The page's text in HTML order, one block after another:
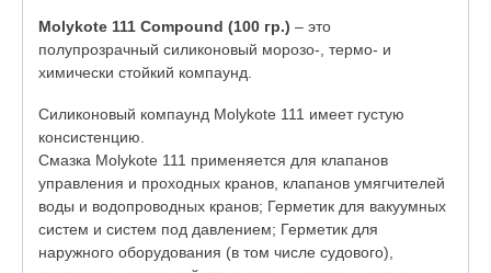
Molykote 111 Compound (100 гр.) – это
полупрозрачный силиконовый морозо-, термо- и
химически стойкий компаунд.
Силиконовый компаунд Molykote 111 имеет густую
консистенцию.
Смазка Molykote 111 применяется для клапанов
управления и проходных кранов, клапанов умягчителей
воды и водопроводных кранов; Герметик для вакуумных
систем и систем под давлением; Герметик для
наружного оборудования (в том числе судового),